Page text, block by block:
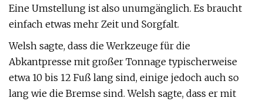
Eine Umstellung ist also unumgänglich. Es braucht
einfach etwas mehr Zeit und Sorgfalt.
Welsh sagte, dass die Werkzeuge für die
Abkantpresse mit großer Tonnage typischerweise
etwa 10 bis 12 Fuß lang sind, einige jedoch auch so
lang wie die Bremse sind. Welsh sagte, dass er mit